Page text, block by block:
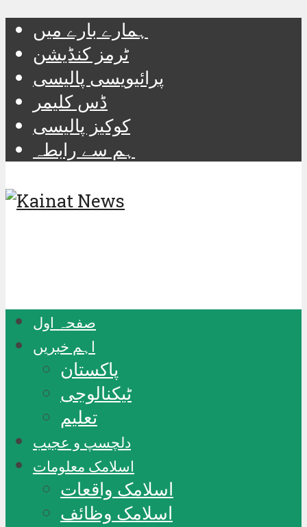
ہمارے بارے میں
ٹرمز کنڈیشن
پرائیویسی پالیسی
ڈس کلیمر
کوکیز پالیسی
ہم سے رابطہ
صفحہ اول
اہم خبریں
پاکستان
ٹیکنالوجی
تعلیم
دلچسپ و عجیب
اسلامک معلومات
اسلامک واقعات
اسلامک وظائف